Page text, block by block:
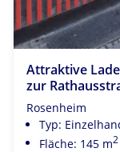
Attraktive
zur
Rosenheim
Typ:
Fläche: 145 m2